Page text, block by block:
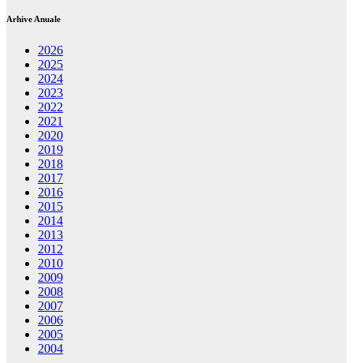
Arhive Anuale
2026
2025
2024
2023
2022
2021
2020
2019
2018
2017
2016
2015
2014
2013
2012
2010
2009
2008
2007
2006
2005
2004